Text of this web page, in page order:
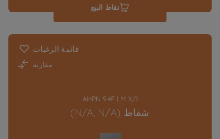
نقاط البيع
قائمة الرغبات
مقارنة
AHPN 9.4F LM X/1
شفاط (N/A, N/A)